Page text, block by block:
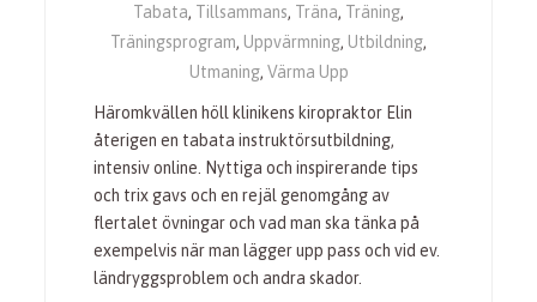
Tabata, Tillsammans, Träna, Träning,
Träningsprogram, Uppvärmning, Utbildning,
Utmaning, Värma Upp
Häromkvällen höll klinikens kiropraktor Elin
återigen en tabata instruktörsutbildning,
intensiv online. Nyttiga och inspirerande tips
och trix gavs och en rejäl genomgång av
flertalet övningar och vad man ska tänka på
exempelvis när man lägger upp pass och vid ev.
ländryggsproblem och andra skador.